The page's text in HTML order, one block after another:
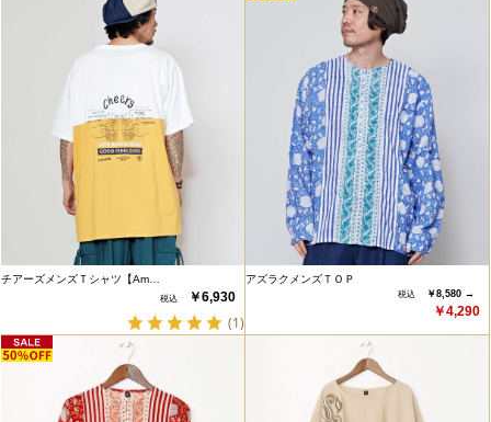
チアーズメンズＴシャツ【Am…
￥6,930
(1)
アズラクメンズＴＯＰ
￥8,580 →
￥4,290